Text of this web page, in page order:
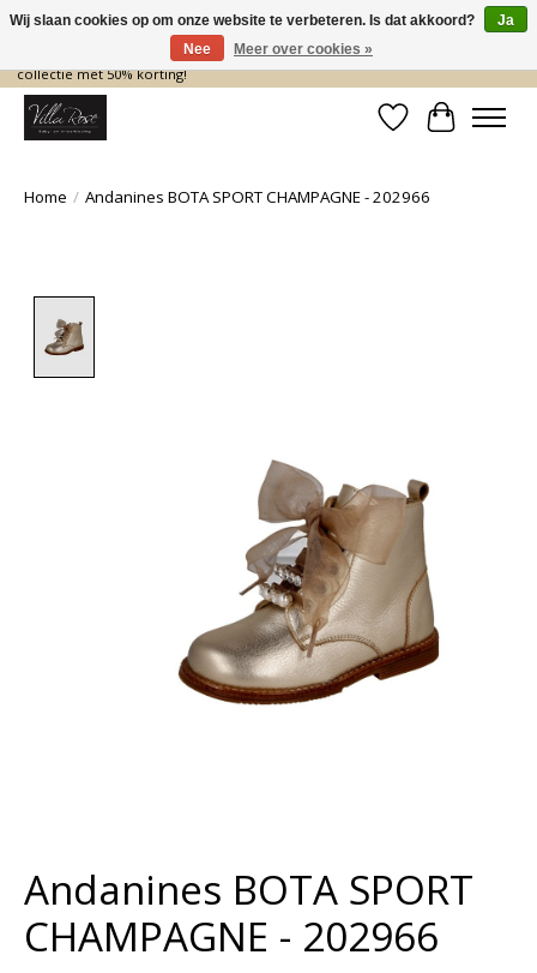
De nieuwe collectie komt eraan… en wij maken ruimte! Shop nu de zomer
collectie met 50% korting!
Verlanglijst
Home / Andanines BOTA SPORT CHAMPAGNE - 202966
Andanines BOTA SPORT
CHAMPAGNE - 202966
Wij slaan cookies op om onze website te verbeteren. Is dat akkoord?
Ja
Nee
Meer over cookies »